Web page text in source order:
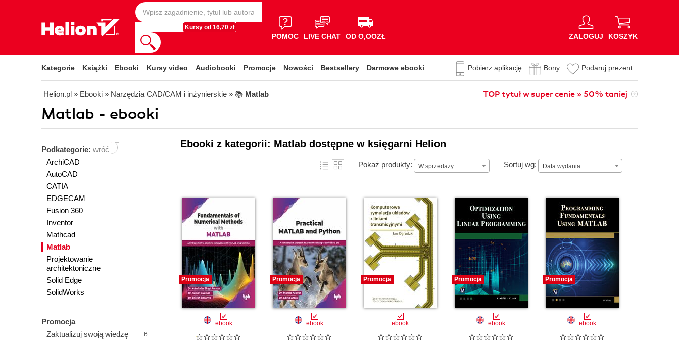
Kursy od 16,70 zł
POMOC LIVE CHAT OD O,OOZŁ ZALOGUJ KOSZYK
Kategorie Książki Ebooki Kursy video Audiobooki Promocje Nowości Bestsellery Darmowe ebooki Pobierz aplikację Bony Podaruj prezent
Helion.pl » Ebooki » Narzędzia CAD/CAM i inżynierskie » 📚 Matlab TOP tytuł w super cenie » 50% taniej
Matlab - ebooki
Podkategorie: wróć
ArchiCAD
AutoCAD
CATIA
EDGECAM
Fusion 360
Inventor
Mathcad
Matlab
Projektowanie
architektoniczne
Solid Edge
SolidWorks
Promocja
Zaktualizuj swoją wiedzę
6
Ebooki z kategorii: Matlab dostępne w księgarni Helion
Pokaż produkty: W sprzedaży Sortuj wg: Data wydania
Data wydania
Promocja
ebook
Promocja
ebook
Promocja
ebook
Promocja
ebook
Promocja
ebook